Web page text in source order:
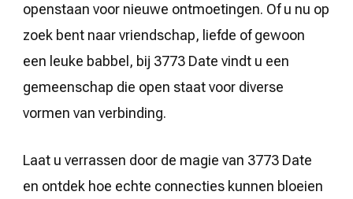
openstaan voor nieuwe ontmoetingen. Of u nu op
zoek bent naar vriendschap, liefde of gewoon
een leuke babbel, bij 3773 Date vindt u een
gemeenschap die open staat voor diverse
vormen van verbinding.
Laat u verrassen door de magie van 3773 Date
en ontdek hoe echte connecties kunnen bloeien